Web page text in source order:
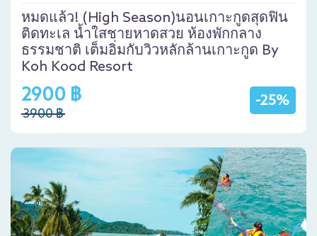
หมดแล้ว! (High Season)นอนเกาะกูดสุดฟิน
ติดทะเล น้ำใสชายหาดสวย ห้องพักกลาง
ธรรมชาติ เต็มอิ่มกับวิวหลักล้านเกาะกูด By
Koh Kood Resort
-25%
2900 ฿
3900 ฿